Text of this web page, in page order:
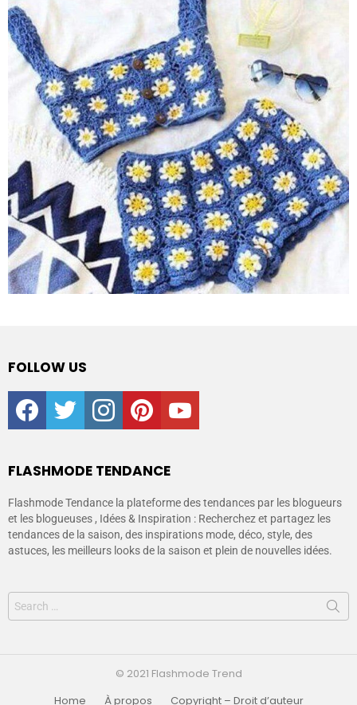
FOLLOW US
facebooktwitter instagrampinterestyoutube
FLASHMODE TENDANCE
Flashmode Tendance la plateforme des tendances par les blogueurs
et les blogueuses , Idées & Inspiration : Recherchez et partagez les
tendances de la saison, des inspirations mode, déco, style, des
astuces, les meilleurs looks de la saison et plein de nouvelles idées.
© 2021 Flashmode Trend
Home
À propos Copyright – Droit d’auteur